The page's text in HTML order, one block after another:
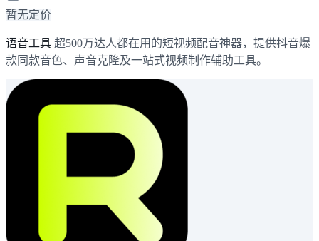
暂无定价
语音工具 超500万达人都在用的短视频配音神器，提供抖音爆
款同款音色、声音克隆及一站式视频制作辅助工具。